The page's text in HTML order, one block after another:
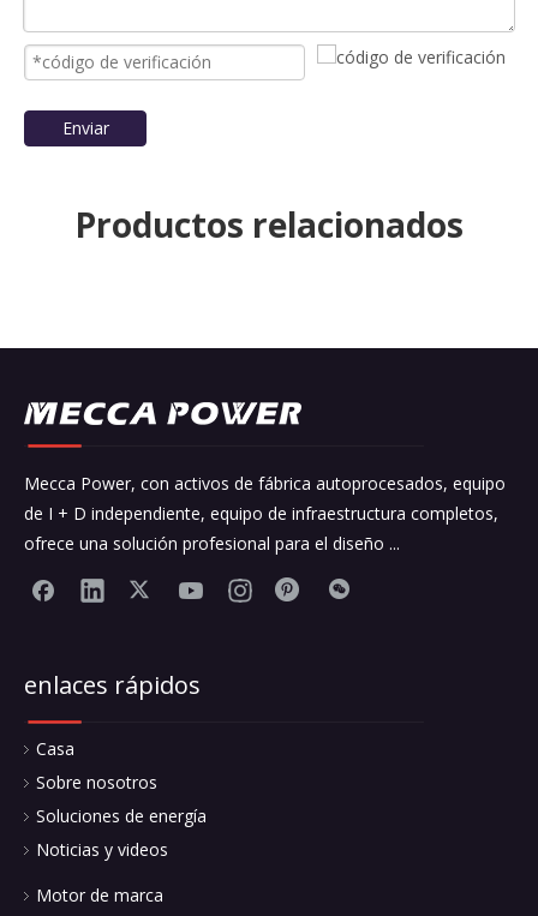
Enviar
Productos relacionados
Mecca Power, con activos de fábrica autoprocesados, equipo
de I + D independiente, equipo de infraestructura completos,
ofrece una solución profesional para el diseño ...
enlaces rápidos
Casa
Sobre nosotros
Soluciones de energía
Noticias y videos
Motor de marca